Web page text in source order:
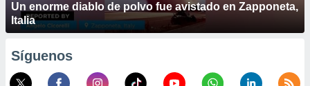
Un enorme diablo de polvo fue avistado en Zapponeta,
Italia
Síguenos